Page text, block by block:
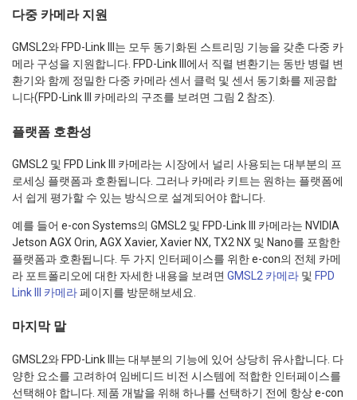
다중 카메라 지원
GMSL2와 FPD-Link III는 모두 동기화된 스트리밍 기능을 갖춘 다중 카
메라 구성을 지원합니다. FPD-Link III에서 직렬 변환기는 동반 병렬 변
환기와 함께 정밀한 다중 카메라 센서 클럭 및 센서 동기화를 제공합
니다(FPD-Link III 카메라의 구조를 보려면 그림 2 참조).
플랫폼 호환성
GMSL2 및 FPD Link III 카메라는 시장에서 널리 사용되는 대부분의 프
로세싱 플랫폼과 호환됩니다. 그러나 카메라 키트는 원하는 플랫폼에
서 쉽게 평가할 수 있는 방식으로 설계되어야 합니다.
예를 들어 e-con Systems의 GMSL2 및 FPD-Link III 카메라는 NVIDIA
Jetson AGX Orin, AGX Xavier, Xavier NX, TX2 NX 및 Nano를 포함한
플랫폼과 호환됩니다. 두 가지 인터페이스를 위한 e-con의 전체 카메
라 포트폴리오에 대한 자세한 내용을 보려면 GMSL2 카메라 및 FPD
Link III 카메라페이지를 방문해보세요.
마지막 말
GMSL2와 FPD-Link III는 대부분의 기능에 있어 상당히 유사합니다. 다
양한 요소를 고려하여 임베디드 비전 시스템에 적합한 인터페이스를
선택해야 합니다. 제품 개발을 위해 하나를 선택하기 전에 항상 e-con